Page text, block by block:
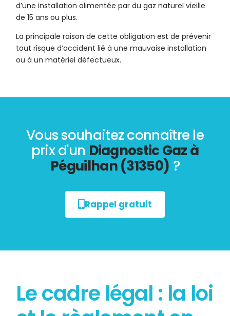
d’une installation alimentée par du gaz naturel vieille
de 15 ans ou plus.
La principale raison de cette obligation est de prévenir
tout risque d’accident lié à une mauvaise installation
ou à un matériel défectueux.
Vous souhaitez connaître le
prix d'un Diagnostic Gaz à
Péguilhan (31350) ?
Rappel gratuit
Le cadre légal : la loi